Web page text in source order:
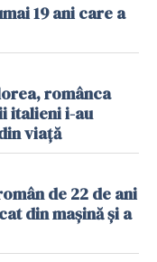
19 ani care a
românca
italieni i-au
viață
de 22 de ani
din mașină și a